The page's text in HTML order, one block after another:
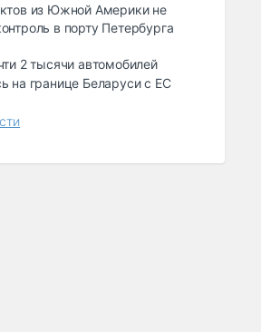
из Южной Америки не
в порту Петербурга
2 тысячи автомобилей
на границе Беларуси с ЕС